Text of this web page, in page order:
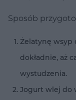
Sposób
Żelatynę wsyp
dokładnie, aż
wystudzenia.
Jogurt wlej do